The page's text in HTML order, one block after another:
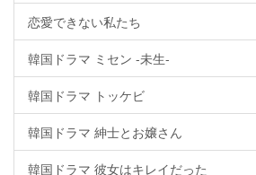
恋愛できない私たち
韓国ドラマ ミセン -未生-
韓国ドラマ トッケビ
韓国ドラマ 紳士とお嬢さん
韓国ドラマ 彼女はキレイだった